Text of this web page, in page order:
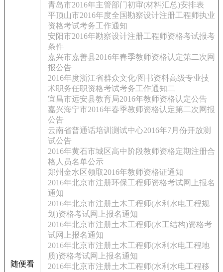
随便看
青岛市2016年主管部门初审(材料汇总)安排表
平顶山市2016年度全国勘察设计注册工程师执业
资格考试考务工作通知
安阳市2016年勘察设计注册工程师资格考试报考
条件
嘉兴市嘉善县2016年春季教师资格认定第二次网
报公告
2016年度浙江省群众文化/图书资料高级专业技
术职务任职资格考试考务工作通知二
宜昌市远安县教育局2016年教师资格认定公告
嘉兴海宁市2016年春季教师资格认定第二次网报
公告
云南省普通话培训测试中心2016年7月份开放测
试公告
2016年黄石市城区高中阶段教师资格定期注册合
格人员名单公示
郑州金水区领取2016年教师资格证通知
2016年北京市注册环保工程师资格考试网上报名
通知
2016年北京市注册土木工程师(水利水电工程规
划)资格考试网上报名通知
2016年北京市注册土木工程师(水工结构)资格考
试网上报名通知
2016年北京市注册土木工程师(水利水电工程地
质)资格考试网上报名通知
2016年北京市注册土木工程师(水利水电工程移